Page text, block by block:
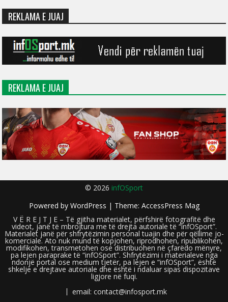
REKLAMA E JUAJ
REKLAMA E JUAJ
© 2026 infOSport
Powered by WordPress | Theme: AccessPress Mag
V Ë R E J T J E – Të gjitha materialet, përfshirë fotografitë dhe
videot, janë të mbrojtura me të drejta autoriale të “infOSport”.
Materialet janë për shfrytëzimin personal tuajin dhe për qëllime jo-
komerciale. Ato nuk mund të kopjohen, riprodhohen, ripublikohen,
modifikohen, transmetohen ose distribuohen në çfarëdo mënyre,
pa lejen paraprake të “infOSport”. Shfrytëzimi i materialeve nga
ndonjë portal ose medium tjetër, pa lejen e “infOSport”, është
shkelje e drejtave autoriale dhe është i ndaluar sipas dispozitave
ligjore në fuqi.
email: contact@infosport.mk